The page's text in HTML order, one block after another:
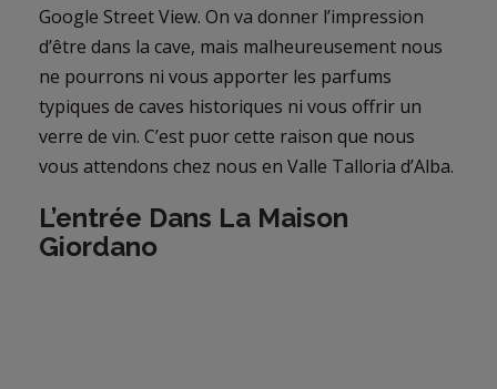
Google Street View. On va donner l’impression
d’être dans la cave, mais malheureusement nous
ne pourrons ni vous apporter les parfums
typiques de caves historiques ni vous offrir un
verre de vin. C’est puor cette raison que nous
vous attendons chez nous en Valle Talloria d’Alba.
L’entrée Dans La Maison
Giordano